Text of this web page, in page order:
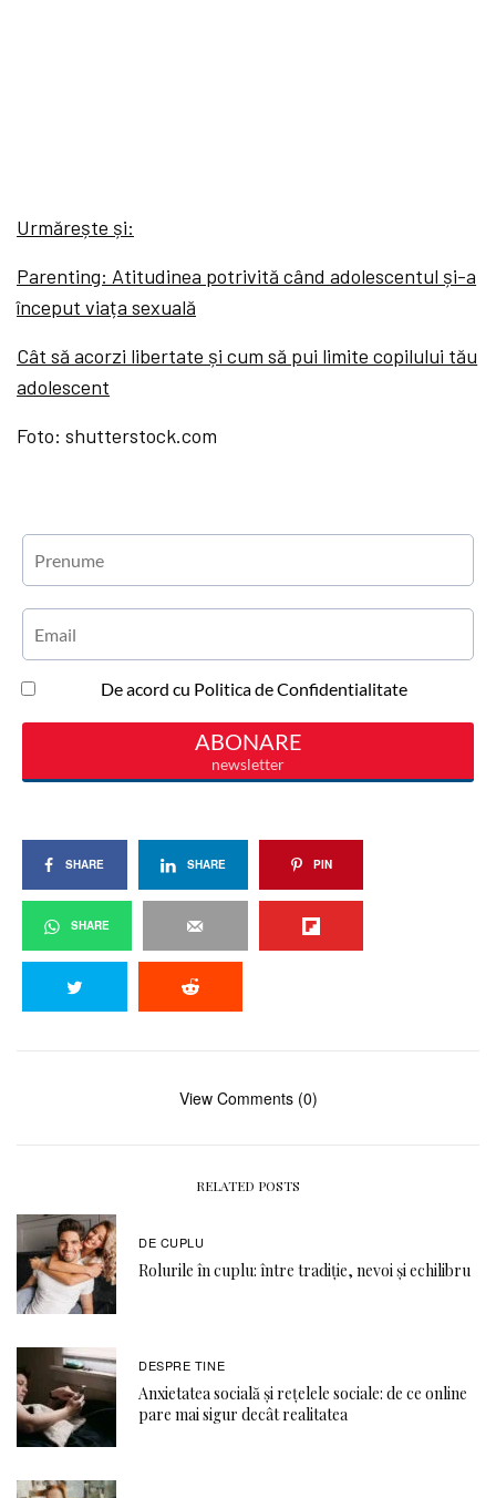
Urmărește și:
Parenting: Atitudinea potrivită când adolescentul și-a
început viața sexuală
Cât să acorzi libertate și cum să pui limite copilului tău
adolescent
Foto: shutterstock.com
SHARE SHARE PIN
SHARE
View Comments (0)
RELATED POSTS
DE CUPLU
Rolurile în cuplu: între tradiție, nevoi și echilibru
DESPRE TINE
Anxietatea socială și rețelele sociale: de ce online
pare mai sigur decât realitatea